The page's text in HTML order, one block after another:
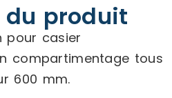
produit
pour casier
compartimentage tous
600 mm.